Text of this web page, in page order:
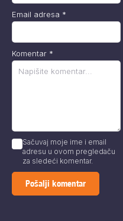
Komentar *
Email adresa *
Sačuvaj moje ime i email
adresu u ovom pregledaču
za sledeći komentar.